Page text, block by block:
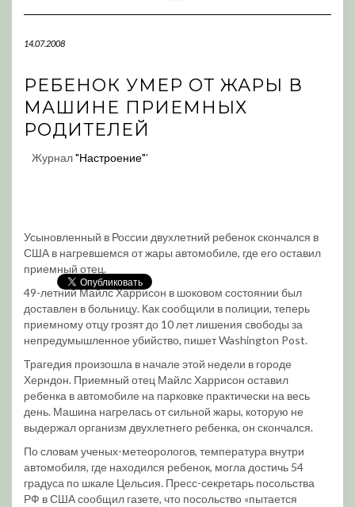
Navigation
14.07.2008
РЕБЕНОК УМЕР ОТ ЖАРЫ В
МАШИНЕ ПРИЕМНЫХ
РОДИТЕЛЕЙ
Журнал"Настроение"'
Усыновленный в России двухлетний ребенок скончался в
США в нагревшемся от жары автомобиле, где его оставил
приемный отец.
49-летний Майлс Харрисон в шоковом состоянии был
доставлен в больницу. Как сообщили в полиции, теперь
приемному отцу грозят до 10 лет лишения свободы за
непредумышленное убийство, пишет Washington Post.
Трагедия произошла в начале этой недели в городе
Херндон. Приемный отец Майлс Харрисон оставил
ребенка в автомобиле на парковке практически на весь
день. Машина нагрелась от сильной жары, которую не
выдержал организм двухлетнего ребенка, он скончался.
По словам ученых-метеорологов, температура внутри
автомобиля, где находился ребенок, могла достичь 54
градуса по шкале Цельсия. Пресс-секретарь посольства
РФ в США сообщил газете, что посольство «пытается